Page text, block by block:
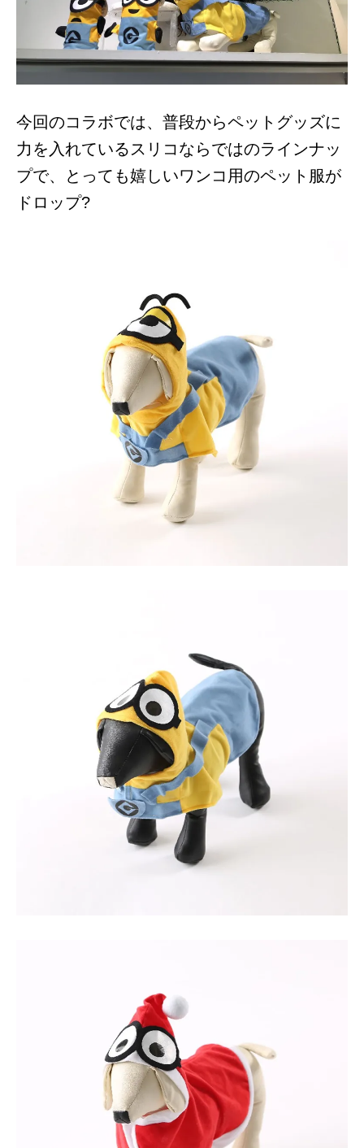
今回のコラボでは、普段からペットグッズに
力を入れているスリコならではのラインナッ
プで、とっても嬉しいワンコ用のペット服が
ドロップ?